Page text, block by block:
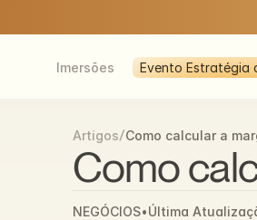
Imersões Evento Estratégia
Artigos/Como calcular a
empresa: guia prático
Como
NEGÓCIOS•Última